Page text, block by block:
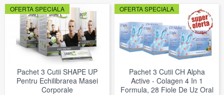
OFERTA SPECIALA
Pachet 3 Cutii SHAPE UP
Pentru Echilibrarea Masei
Corporale
OFERTA SPECIALA
Pachet 3 Cutii CH Alpha
Active - Colagen 4 In 1
Formula, 28 Fiole De Uz Oral